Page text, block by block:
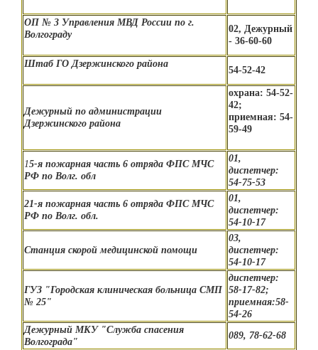
ОП № 3 Управления МВД России по г.
Волгограду
02, Дежурный
- 36-60-60
Штаб ГО Дзержинского района
54-52-42
Дежурный по администрации
Дзержинского района
охрана: 54-52-
42;
приемная: 54-
59-49
15-я пожарная часть 6 отряда ФПС МЧС
РФ по Волг. обл
01,
диспетчер:
54-75-53
21-я пожарная часть 6 отряда ФПС МЧС
РФ по Волг. обл.
01,
диспетчер:
54-10-17
Станция скорой медицинской помощи
03,
диспетчер:
54-10-17
ГУЗ "Городская клиническая больница СМП
№ 25"
диспетчер:
58-17-82;
приемная:58-
54-26
Дежурный МКУ "Служба спасения
Волгограда"
089, 78-62-68